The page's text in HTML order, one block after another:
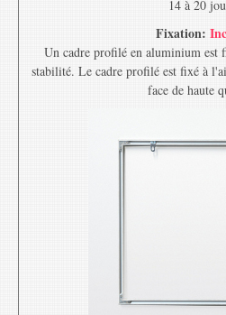
14 à 20
Fixation:
Un cadre profilé en aluminium est
stabilité. Le cadre profilé est fixé à
face de haute